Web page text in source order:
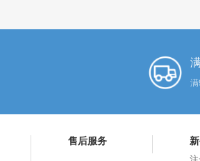
售后服务